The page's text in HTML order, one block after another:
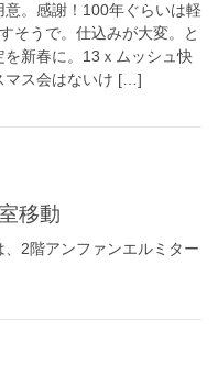
。感謝！100年ぐらいは軽
そうで。仕込みが大変。と
を新春に。13ｘムッシュ快
マス会はないけ […]
移動
2階アンファンエルミター